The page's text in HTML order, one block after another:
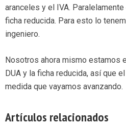
aranceles y el IVA.
ficha reducida. Para esto lo
ingeniero.
Nosotros ahora mismo estamos
DUA y la ficha reducida, así que
medida que vayamos avanzando.
Artículos relacionados